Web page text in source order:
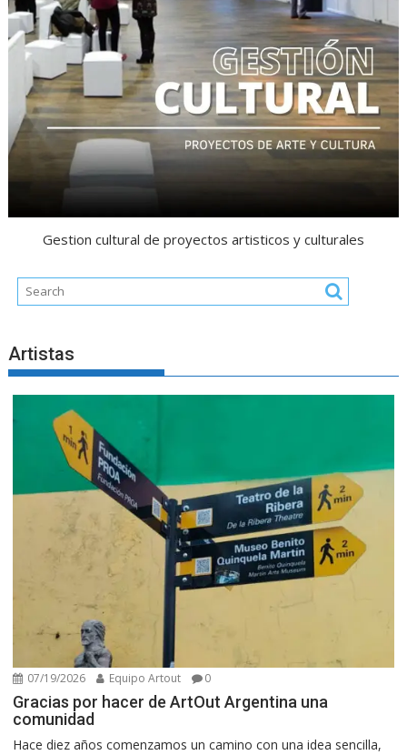
Gestion cultural de proyectos artisticos y culturales
Artistas
07/19/2026 Equipo Artout 0
Gracias por hacer de ArtOut Argentina una
comunidad
Hace diez años comenzamos un camino con una idea sencilla,